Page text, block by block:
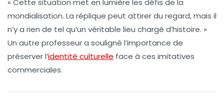
« Cette situation met en lumière les défis de la
mondialisation. La réplique peut attirer du regard, mais il
n’y a rien de tel qu’un véritable lieu chargé d’histoire. »
Un autre professeur a souligné l’importance de
préserver l’identité culturelle face à ces imitatives
commerciales.